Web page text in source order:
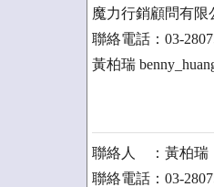
魔力行銷顧問有限
聯絡電話：03-
黃柏瑞
聯絡人 ：黃柏瑞
聯絡電話：03-